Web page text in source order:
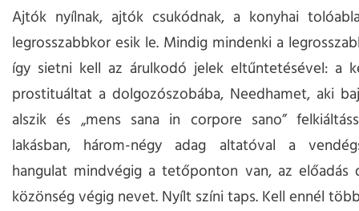
Ajtók nyílnak, ajtók csukódnak, a konyhai
legrosszabbkor esik le. Mindig mindenki a
így sietni kell az árulkodó jelek eltűntetésével: a
prostituáltat a dolgozószobába, Needhamet, aki
alszik és „mens sana in corpore sano”
lakásban, három-négy adag altatóval a
hangulat mindvégig a tetőponton van, az előadás
közönség végig nevet. Nyílt színi taps. Kell ennél